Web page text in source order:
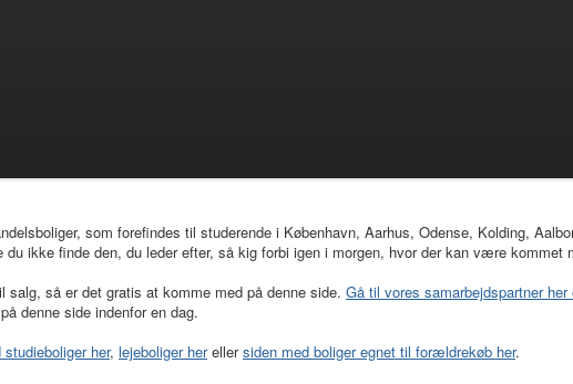
som forefindes til studerende i København, Aarhus, Odense, Kolding,
ikke finde den, du leder efter, så kig forbi igen i morgen, hvor der kan være kommet
så er det gratis at komme med på denne side. Gå til vores samarbejdspartner
denne side indenfor en dag.
her, lejeboliger herellersiden med boliger egnet til forældrekøb her.